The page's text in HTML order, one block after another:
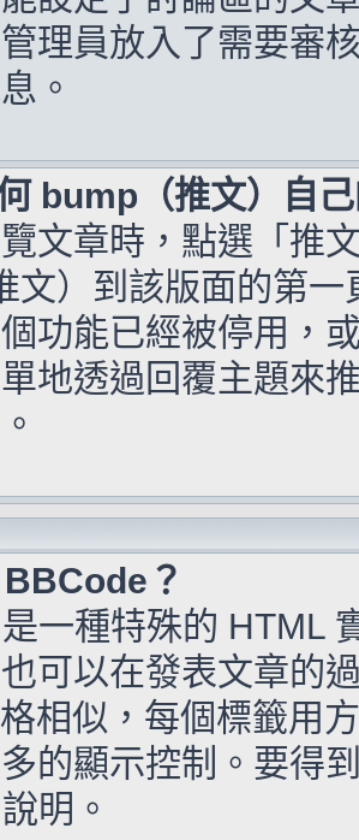
理員放入了需要審
。
bump（推文）自
文章時，點選「推
文）到該版面的第
功能已經被停用，
地透過回覆主題來
？
一種特殊的 HTML
可以在發表文章的
相似，每個標籤用
的顯示控制。要得
明。